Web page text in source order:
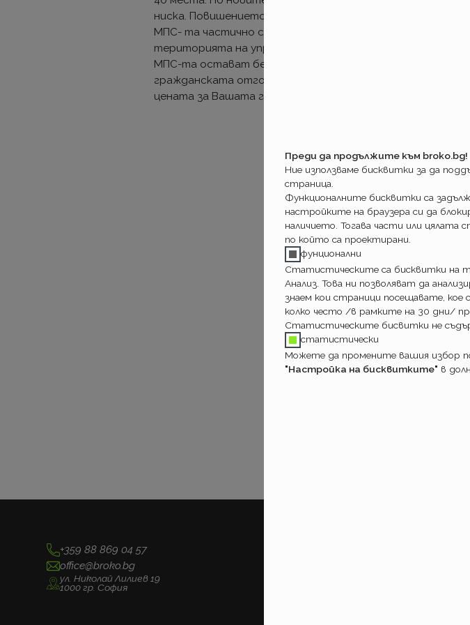
ниска. Повишението на цените за покритие на
МПС- та частично се компенсира от по- високата за
територията на управление само за България. Премиите
МПС-та остават без промяна за страната. С около 5% е
гражданската отговорност за леки коли над 2000 куб.
цената за Вашата гражданска отговорност по новите
+359 88 869 04 57
office@broko.bg
ул. Николай Лилиев 19
1000 гр. София
Преди да продължите към broko.bg!
Ние използваме бисквитки за да
страница.
Функционалните бисквитки са
настройките на браузера си да
наличието. Тогава части или цялата
по който са проектирани.
фунционални
Статистическите са бисквитки на
Анализ. Това ни позволяват да
знаем кои страници посещавате,
колко често /в рамките на 30 дни/
Статистическите бисвитки не
статистически
Можете да промените вашия избор
"Настройка на бисквитките" в